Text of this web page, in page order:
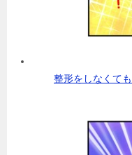
整形をしなくて